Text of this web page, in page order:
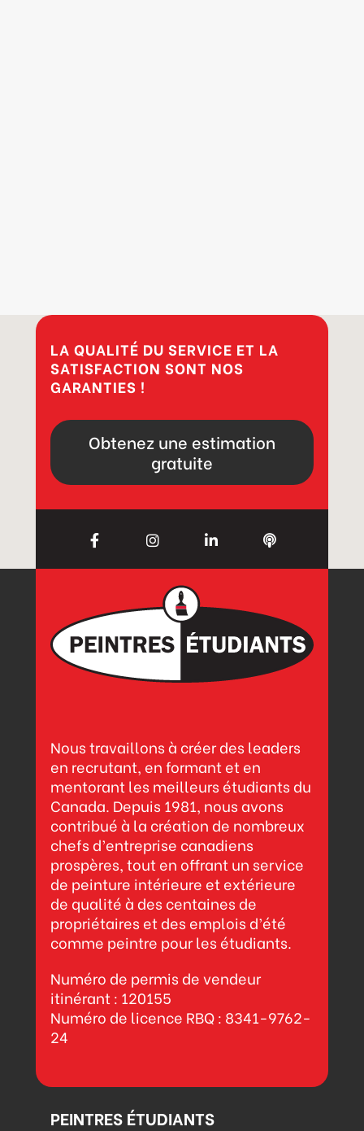
LA QUALITÉ DU SERVICE ET LA
SATISFACTION SONT NOS
GARANTIES !
Obtenez une estimation
gratuite
Nous travaillons à créer des leaders
en recrutant, en formant et en
mentorant les meilleurs étudiants du
Canada. Depuis 1981, nous avons
contribué à la création de nombreux
chefs d’entreprise canadiens
prospères, tout en offrant un service
de peinture intérieure et extérieure
de qualité à des centaines de
propriétaires et des emplois d’été
comme peintre pour les étudiants.
Numéro de permis de vendeur
itinérant : 120155
Numéro de licence RBQ : 8341-9762-
24
PEINTRES ÉTUDIANTS